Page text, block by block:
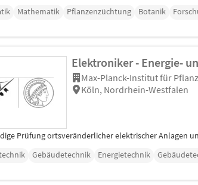
Mathematik Pflanzenzüchtung Botanik
Elektroniker - Energie-
Max-Planck-Institut für
Köln, Nordrhein-Westfalen
Prüfung ortsveränderlicher elektrischer Anlagen
Gebäudetechnik Energietechnik